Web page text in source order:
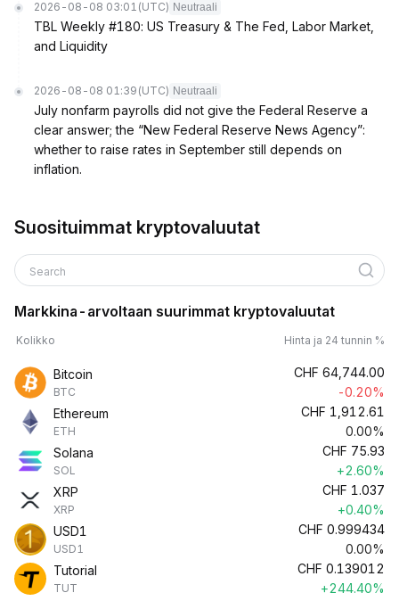
2026-08-08 03:01 (UTC) Neutraali
TBL Weekly #180: US Treasury & The Fed, Labor Market,
and Liquidity
2026-08-08 01:39 (UTC) Neutraali
July nonfarm payrolls did not give the Federal Reserve a
clear answer; the “New Federal Reserve News Agency”:
whether to raise rates in September still depends on
inflation.
Suosituimmat kryptovaluutat
Search
Markkina-arvoltaan suurimmat kryptovaluutat
Kolikko Hinta ja 24 tunnin %
Bitcoin
BTC
CHF 64,744.00
-0.20%
Ethereum
ETH
CHF 1,912.61
0.00%
Solana
SOL
CHF 75.93
+2.60%
XRP
XRP
CHF 1.037
+0.40%
USD1
USD1
CHF 0.999434
0.00%
Tutorial
TUT
CHF 0.139012
+244.40%